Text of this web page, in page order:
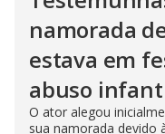
namorada
estava em
abuso
O ator alegou
sua namorada devido